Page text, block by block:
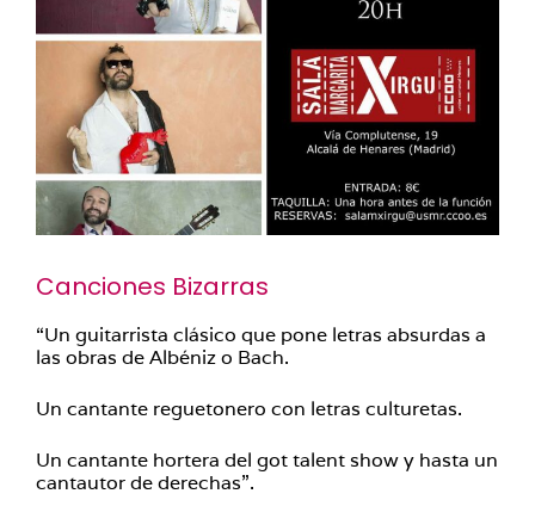
Canciones Bizarras
“Un guitarrista clásico que pone letras absurdas a
las obras de Albéniz o Bach.
Un cantante reguetonero con letras culturetas.
Un cantante hortera del got talent show y hasta un
cantautor de derechas”.